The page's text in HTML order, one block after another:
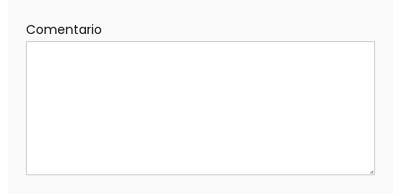
Comentario